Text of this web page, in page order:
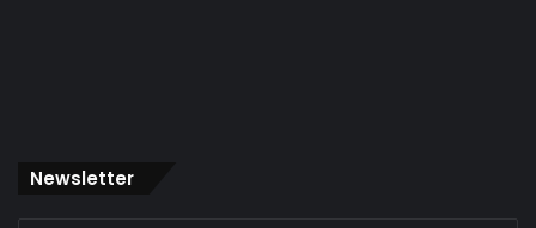
Newsletter